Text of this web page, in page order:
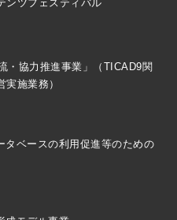
ンツフェスティバル
・協力推進事業」（TICAD9関
施業務）
タベースの利用促進等のための